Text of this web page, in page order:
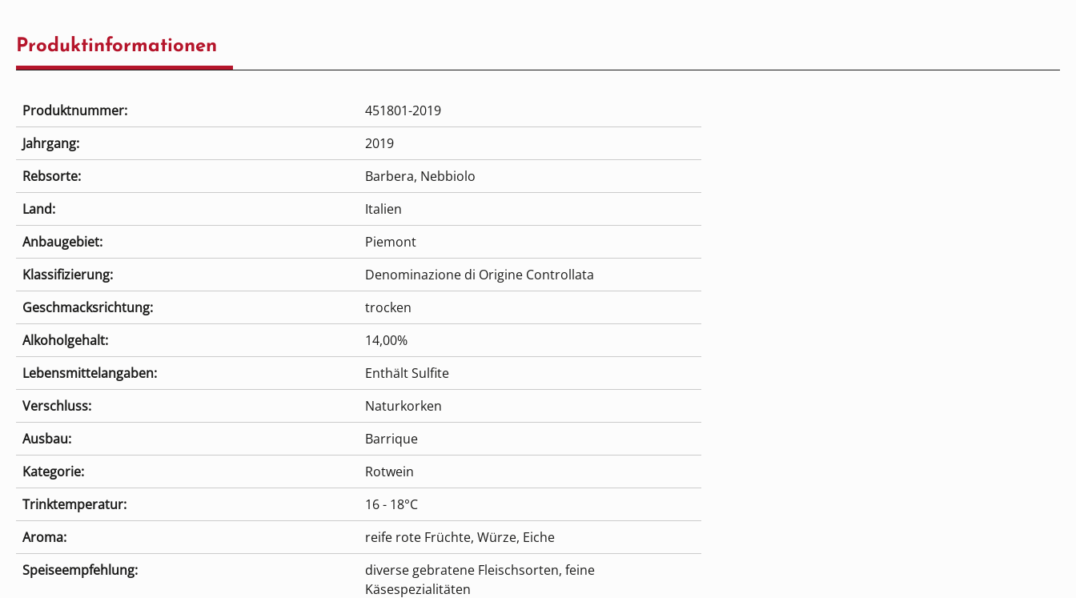
Produktinformationen
Produktnummer: 451801-2019
Ausbau:
Barrique
Kategorie:
Rotwein
Lebensmittelangaben: Enthält Sulfite
Trinktemperatur: 16 - 18°C
Land:
Italien
Anbaugebiet:
Piemont
Rebsorte: Barbera, Nebbiolo
Jahrgang: 2019
Geschmacksrichtung:
trocken
Alkoholgehalt:
14,00%
Klassifizierung: Denominazione di Origine Controllata
Aroma: reife rote Früchte, Würze, Eiche
Verschluss: Naturkorken
Speiseempfehlung:
diverse gebratene Fleischsorten, feine
Käsespezialitäten